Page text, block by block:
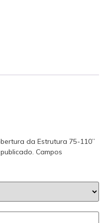
da Estrutura 75-110”
Campos